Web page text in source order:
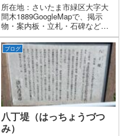
所在地：さいたま市緑区大字大
間木1889GoogleMapで、掲示
物・案内板・立札・石碑などの
おおよその位置を示していま
す。写真の撮影及び文字起しを
した日：2024年（令和6年）9月
文字起こし内容鈴木家住宅国指
定史跡見沼通船堀のうち昭和五
十七年七月三日指定享保十二年
(一七二七)、鈴木家は高田家とと
もに井沢弥惣兵衛為永に従っ
て、見沼干拓事業に参加しまし
た。享保一六年の見沼通船堀の
完成と同時に鈴木・高...
ブログ
八丁堤（はっちょうづつ
み）